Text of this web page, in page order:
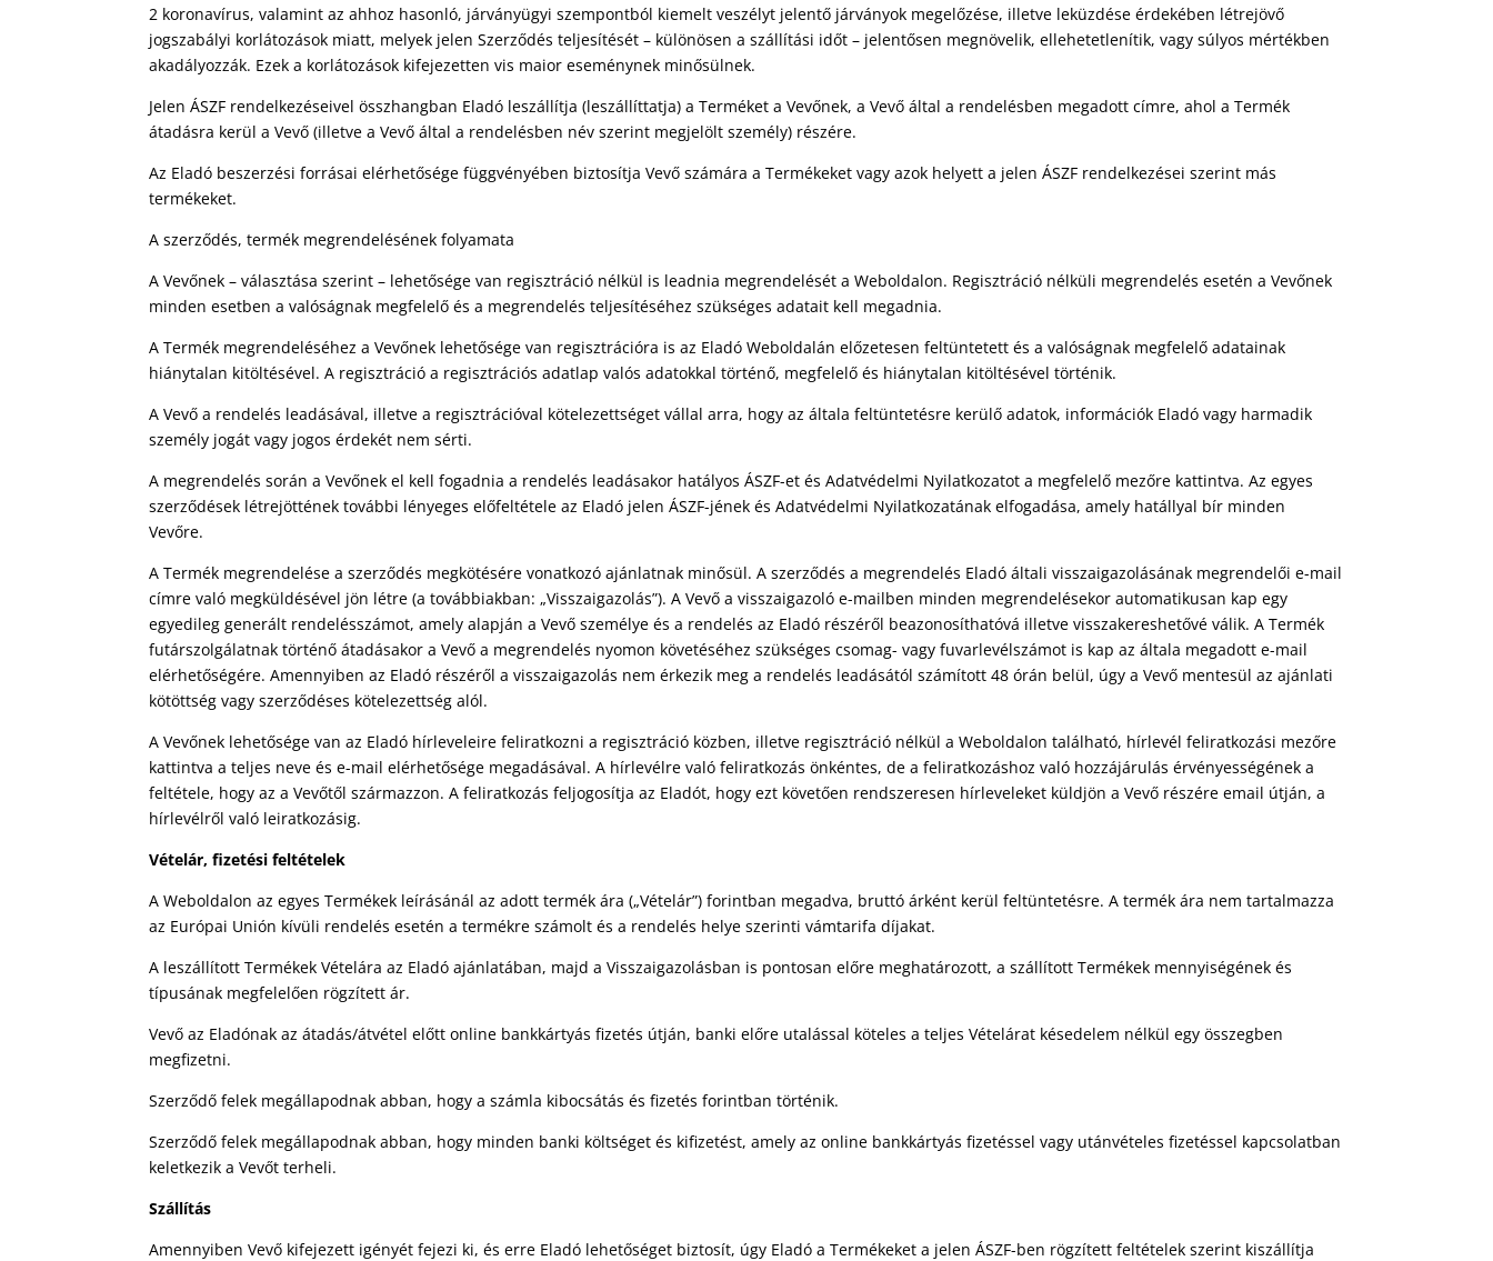
2 koronavírus, valamint az ahhoz hasonló, járványügyi szempontból kiemelt veszélyt jelentő járványok megelőzése, illetve leküzdése érdekében létrejövő
jogszabályi korlátozások miatt, melyek jelen Szerződés teljesítését – különösen a szállítási időt – jelentősen megnövelik, ellehetetlenítik, vagy súlyos mértékben
akadályozzák. Ezek a korlátozások kifejezetten vis maior eseménynek minősülnek.
Jelen ÁSZF rendelkezéseivel összhangban Eladó leszállítja (leszállíttatja) a Terméket a Vevőnek, a Vevő által a rendelésben megadott címre, ahol a Termék
átadásra kerül a Vevő (illetve a Vevő által a rendelésben név szerint megjelölt személy) részére.
Az Eladó beszerzési forrásai elérhetősége függvényében biztosítja Vevő számára a Termékeket vagy azok helyett a jelen ÁSZF rendelkezései szerint más
termékeket.
A szerződés, termék megrendelésének folyamata
A Vevőnek – választása szerint – lehetősége van regisztráció nélkül is leadnia megrendelését a Weboldalon. Regisztráció nélküli megrendelés esetén a Vevőnek
minden esetben a valóságnak megfelelő és a megrendelés teljesítéséhez szükséges adatait kell megadnia.
A Termék megrendeléséhez a Vevőnek lehetősége van regisztrációra is az Eladó Weboldalán előzetesen feltüntetett és a valóságnak megfelelő adatainak
hiánytalan kitöltésével. A regisztráció a regisztrációs adatlap valós adatokkal történő, megfelelő és hiánytalan kitöltésével történik.
A Vevő a rendelés leadásával, illetve a regisztrációval kötelezettséget vállal arra, hogy az általa feltüntetésre kerülő adatok, információk Eladó vagy harmadik
személy jogát vagy jogos érdekét nem sérti.
A megrendelés során a Vevőnek el kell fogadnia a rendelés leadásakor hatályos ÁSZF-et és Adatvédelmi Nyilatkozatot a megfelelő mezőre kattintva. Az egyes
szerződések létrejöttének további lényeges előfeltétele az Eladó jelen ÁSZF-jének és Adatvédelmi Nyilatkozatának elfogadása, amely hatállyal bír minden
Vevőre.
A Termék megrendelése a szerződés megkötésére vonatkozó ajánlatnak minősül. A szerződés a megrendelés Eladó általi visszaigazolásának megrendelői e-mail
címre való megküldésével jön létre (a továbbiakban: „Visszaigazolás”). A Vevő a visszaigazoló e-mailben minden megrendelésekor automatikusan kap egy
egyedileg generált rendelésszámot, amely alapján a Vevő személye és a rendelés az Eladó részéről beazonosíthatóvá illetve visszakereshetővé válik. A Termék
futárszolgálatnak történő átadásakor a Vevő a megrendelés nyomon követéséhez szükséges csomag- vagy fuvarlevélszámot is kap az általa megadott e-mail
elérhetőségére. Amennyiben az Eladó részéről a visszaigazolás nem érkezik meg a rendelés leadásától számított 48 órán belül, úgy a Vevő mentesül az ajánlati
kötöttség vagy szerződéses kötelezettség alól.
A Vevőnek lehetősége van az Eladó hírleveleire feliratkozni a regisztráció közben, illetve regisztráció nélkül a Weboldalon található, hírlevél feliratkozási mezőre
kattintva a teljes neve és e-mail elérhetősége megadásával. A hírlevélre való feliratkozás önkéntes, de a feliratkozáshoz való hozzájárulás érvényességének a
feltétele, hogy az a Vevőtől származzon. A feliratkozás feljogosítja az Eladót, hogy ezt követően rendszeresen hírleveleket küldjön a Vevő részére email útján, a
hírlevélről való leiratkozásig.
Vételár, fizetési feltételek
A Weboldalon az egyes Termékek leírásánál az adott termék ára („Vételár”) forintban megadva, bruttó árként kerül feltüntetésre. A termék ára nem tartalmazza
az Európai Unión kívüli rendelés esetén a termékre számolt és a rendelés helye szerinti vámtarifa díjakat.
A leszállított Termékek Vételára az Eladó ajánlatában, majd a Visszaigazolásban is pontosan előre meghatározott, a szállított Termékek mennyiségének és
típusának megfelelően rögzített ár.
Vevő az Eladónak az átadás/átvétel előtt online bankkártyás fizetés útján, banki előre utalással köteles a teljes Vételárat késedelem nélkül egy összegben
megfizetni.
Szerződő felek megállapodnak abban, hogy a számla kibocsátás és fizetés forintban történik.
Szerződő felek megállapodnak abban, hogy minden banki költséget és kifizetést, amely az online bankkártyás fizetéssel vagy utánvételes fizetéssel kapcsolatban
keletkezik a Vevőt terheli.
Szállítás
Amennyiben Vevő kifejezett igényét fejezi ki, és erre Eladó lehetőséget biztosít, úgy Eladó a Termékeket a jelen ÁSZF-ben rögzített feltételek szerint kiszállítja